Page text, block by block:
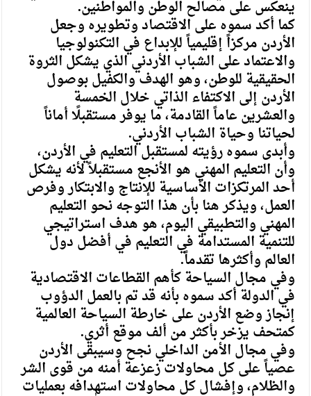
ينعكس على مصالح الوطن والمواطنين.
كما أكد سموه على الاقتصاد وتطويره وجعل
الأردن مركزاً إقليمياً للإبداع في التكنولوجيا
والاعتماد على الشباب الأردني الذي يشكل الثروة
الحقيقية للوطن، وهو الهدف والكفيل بوصول
الأردن إلى الاكتفاء الذاتي خلال الخمسة
والعشرين عاماً القادمة، ما يوفر مستقبلًا أماناً
لحياتنا وحياة الشباب الأردني.
وأبدى سموه رؤيته لمستقبل التعليم في الأردن،
وأن التعليم المهني هو الأنجع مستقبلاً لأنه يشكل
أحد المرتكزات الأساسية للإنتاج والابتكار وفرص
العمل، ويذكر هنا بأن هذا التوجه نحو التعليم
المهني والتطبيقي اليوم، هو هدف استراتيجي
للتنمية المستدامة في التعليم في أفضل دول
العالم وأكثرها تقدماً.
وفي مجال السياحة كأهم القطاعات الاقتصادية
في الدولة أكد سموه بأنه قد تم بالعمل الدؤوب
إنجاز وضع الأردن على خارطة السياحة العالمية
كمتحف يزخر بأكثر من ألف موقع أثري.
وفي مجال الأمن الداخلي نجح وسيبقى الأردن
عصياً على كل محاولات زعزعة أمنه من قوى الشر
والظلام، وإفشال كل محاولات استهدافه بعمليات